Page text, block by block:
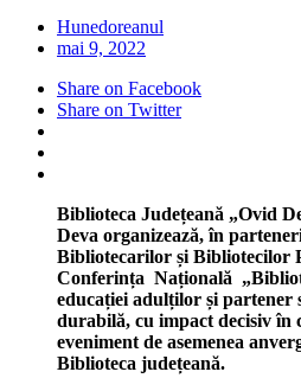
Hunedoreanul
mai 9, 2022
Share on Facebook
Share on Twitter
Biblioteca Județeană „Ovid
Deva organizează, în
Bibliotecarilor și Bibliotecilor
Conferința Națională
educației adulților și partener
durabilă, cu impact decisiv în
eveniment de asemenea
Biblioteca județeană.